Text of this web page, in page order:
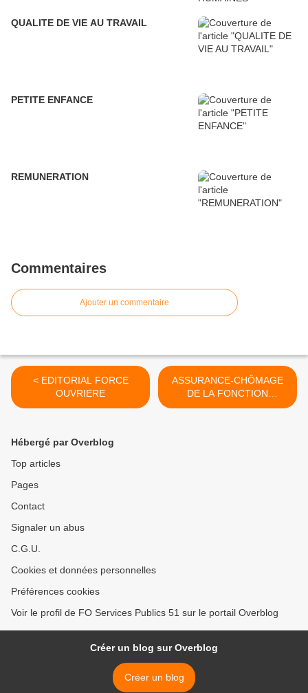
QUALITE DE VIE AU TRAVAIL
PETITE ENFANCE
REMUNERATION
Commentaires
Ajouter un commentaire
< EDITORIAL FORCE
OUVRIERE
ASSURANCE-CHÔMAGE
DE LA FONCTION
PUBLIQUE >
Hébergé par Overblog
Top articles
Pages
Contact
Signaler un abus
C.G.U.
Cookies et données personnelles
Préférences cookies
Voir le profil de FO Services Publics 51 sur le portail Overblog
Créer un blog sur Overblog
Créer un blog